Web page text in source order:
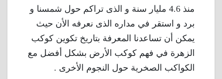
منذ 4.6 مليار سنة و الذى تراكم حول شمسنا و
برد و استقر في مداره الذى نعرفه الأن حيث
يمكن أن تساعدنا المعرفة بتاريخ تكوين كوكب
الزهرة في فهم كوكب الأرض بشكل أفضل مع
الكواكب الصخرية حول النجوم الأخرى .